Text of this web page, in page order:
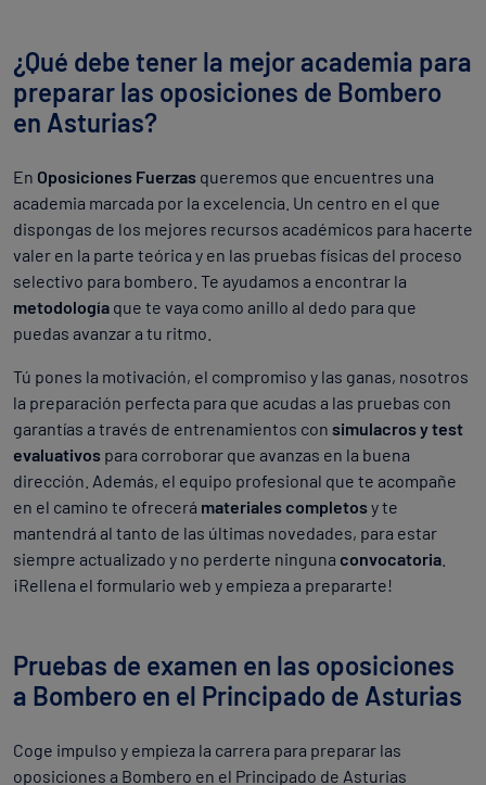
¿Qué debe tener la mejor academia para
preparar las oposiciones de Bombero
en Asturias?
En Oposiciones Fuerzas queremos que encuentres una
academia marcada por la excelencia. Un centro en el que
dispongas de los mejores recursos académicos para hacerte
valer en la parte teórica y en las pruebas físicas del proceso
selectivo para bombero. Te ayudamos a encontrar la
metodología que te vaya como anillo al dedo para que
puedas avanzar a tu ritmo.
Tú pones la motivación, el compromiso y las ganas, nosotros
la preparación perfecta para que acudas a las pruebas con
garantías a través de entrenamientos con simulacros y test
evaluativos para corroborar que avanzas en la buena
dirección. Además, el equipo profesional que te acompañe
en el camino te ofrecerá materiales completosy te
mantendrá al tanto de las últimas novedades, para estar
siempre actualizado y no perderte ninguna convocatoria
¡Rellena el formulario web y empieza a prepararte!
Pruebas de examen en las oposiciones
a Bombero en el Principado de Asturias
Coge impulso y empieza la carrera para preparar las
oposiciones a Bombero en el Principado de Asturias